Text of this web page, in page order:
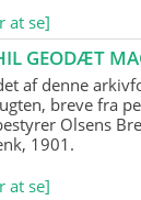
at se]
GEODÆT
af denne
breve fra
Olsens
1901.
at se]